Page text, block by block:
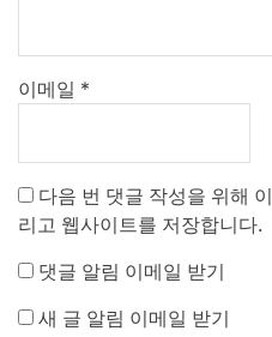
이메일 *
다음 번 댓글 작성을 위해
리고 웹사이트를 저장합니다.
댓글 알림 이메일 받기
새 글 알림 이메일 받기